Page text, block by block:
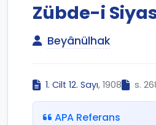
Zübde-i
Beyânülhak
1. Cilt 12. Sayı, 1908 s.
APA Referans